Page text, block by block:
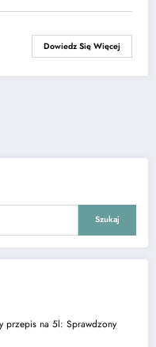
Dowiedz Się Więcej
Szukaj
przepis na 5l: Sprawdzony